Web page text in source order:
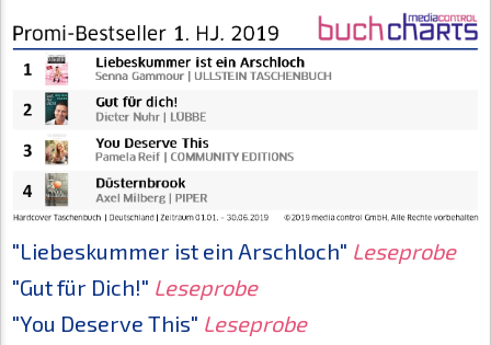
"Liebeskummer ist ein Arschloch" Leseprobe
"Gut für Dich!" Leseprobe
"You Deserve This" Leseprobe